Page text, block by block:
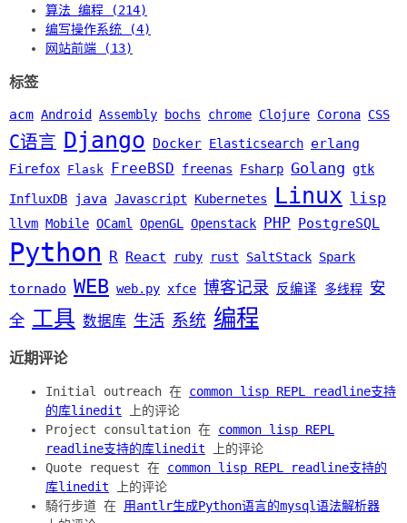
算法 编程 (214)
编写操作系统 (4)
网站前端 (13)
标签
acm Android Assembly bochs chrome Clojure Corona CSS
C语言 Django Docker Elasticsearch erlang
Firefox Flask FreeBSD freenas Fsharp Golang gtk
InfluxDB java Javascript Kubernetes Linux lisp
llvm Mobile OCaml OpenGL Openstack PHP PostgreSQL
Python R React ruby rust SaltStack Spark
tornado WEB web.py xfce 博客记录 反编译 多线程 安
全 工具 数据库 生活 系统 编程
近期评论
Initial outreach 在 common lisp REPL readline支持
的库linedit 上的评论
Project consultation 在 common lisp REPL
readline支持的库linedit 上的评论
Quote request 在 common lisp REPL readline支持的
库linedit 上的评论
騎行步道 在 用antlr生成Python语言的mysql语法解析器